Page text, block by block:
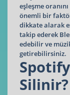
eşleşme
önemli bir
dikkate alarak
takip ederek
edebilir ve
getirebilirsiniz.
Silinir?